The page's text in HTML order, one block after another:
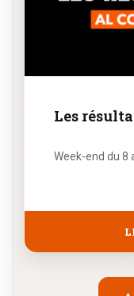
Les
Week-end du 8